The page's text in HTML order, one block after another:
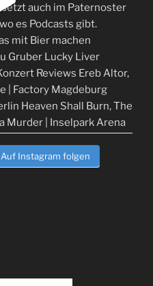
Auf Instagram folgen